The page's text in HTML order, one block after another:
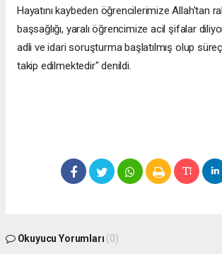
Hayatını kaybeden öğrencilerimize Allah'tan
başsağlığı, yaralı öğrencimize acil şifalar
adli ve idari soruşturma başlatılmış olup
takip edilmektedir" denildi.
Okuyucu Yorumları (0)